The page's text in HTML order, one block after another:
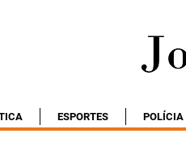
ESPORTES POLÍCIA